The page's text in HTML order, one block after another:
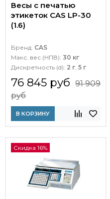
Весы с печатью
этикеток CAS LP-30
(1.6)
Бренд: CAS
Макс. вес (НПВ): 30 кг
Дискретность (d): 2 г, 5 г
76 845 руб 91 909
руб
В КОРЗИНУ
Скидка 16%